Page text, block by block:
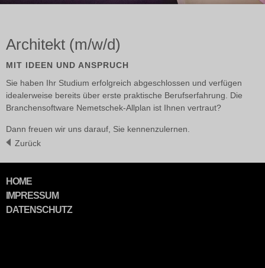
Architekt (m/w/d)
MIT IDEEN UND ANSPRUCH
Sie haben Ihr Studium erfolg­reich ab­geschlos­sen und ver­fügen
idealer­weise bereits über erste prak­tische Berufs­erfah­rung. Die
Branchen­soft­ware Nemet­schek-Allplan ist Ihnen ver­traut?
Dann freuen wir uns darauf, Sie kennen­zulernen.
Zurück
NAVIGATION
ÜBERSPRINGEN
HOME
IMPRESSUM
DATENSCHUTZ